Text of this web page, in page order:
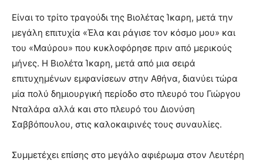
Είναι το τρίτο τραγούδι της Βιολέτας Ίκαρη, μετά την
μεγάλη επιτυχία «Έλα και ράγισε τον κόσμο μου» και
του «Μαύρου» που κυκλοφόρησε πριν από μερικούς
μήνες. Η Βιολέτα Ίκαρη, μετά από μια σειρά
επιτυχημένων εμφανίσεων στην Αθήνα, διανύει τώρα
μία πολύ δημιουργική περίοδο στο πλευρό του Γιώργου
Νταλάρα αλλά και στο πλευρό του Διονύση
Σαββόπουλου, στις καλοκαιρινές τους συναυλίες.
Συμμετέχει επίσης στο μεγάλο αφιέρωμα στον Λευτέρη